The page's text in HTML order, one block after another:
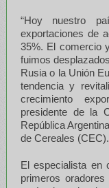
“Hoy nuestro
exportaciones de
35%. El comercio
fuimos
Rusia o la Unión
tendencia y
crecimiento
presidente de la
República
de Cereales (CEC).
El especialista en
primeros